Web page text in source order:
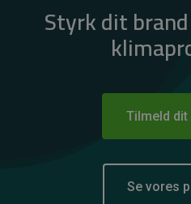
Styrk dit
Tilmeld dit
Se vores